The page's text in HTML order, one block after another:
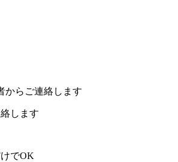
からご連絡します
します
でOK